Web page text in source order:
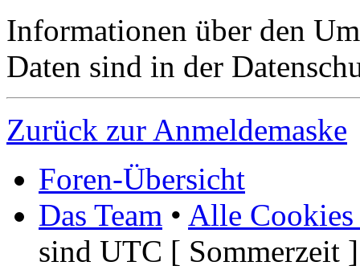
Informationen über den
Daten sind in der
Zurück zur Anmeldemaske
Foren-Übersicht
Das Team • Alle Cookies
sind UTC [ Sommerzeit ]